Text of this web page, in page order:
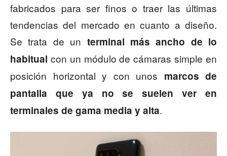
fabricados para ser finos o traer las últimas
tendencias del mercado en cuanto a diseño.
Se trata de un terminal más ancho de lo
habitual con un módulo de cámaras simple en
posición horizontal y con unos marcos de
pantalla que ya no se suelen ver en
terminales de gama media y alta.